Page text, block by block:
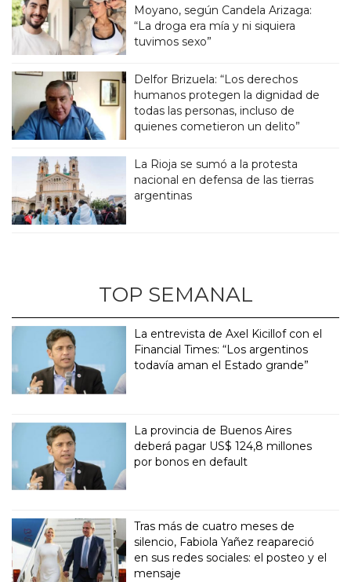
Moyano, según Candela Arizaga:
“La droga era mía y ni siquiera
tuvimos sexo”
Delfor Brizuela: “Los derechos
humanos protegen la dignidad de
todas las personas, incluso de
quienes cometieron un delito”
La Rioja se sumó a la protesta
nacional en defensa de las tierras
argentinas
TOP SEMANAL
La entrevista de Axel Kicillof con el
Financial Times: “Los argentinos
todavía aman el Estado grande”
La provincia de Buenos Aires
deberá pagar US$ 124,8 millones
por bonos en default
Tras más de cuatro meses de
silencio, Fabiola Yañez reapareció
en sus redes sociales: el posteo y el
mensaje